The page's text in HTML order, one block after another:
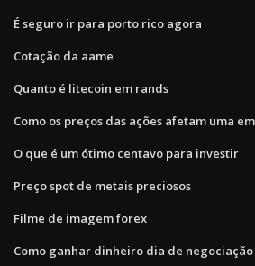
É seguro ir para porto rico agora
Cotação da aame
Quanto é litecoin em rands
Como os preços das ações afetam uma
O que é um ótimo centavo para investir
Preço spot de metais preciosos
Filme de imagem forex
Como ganhar dinheiro dia de